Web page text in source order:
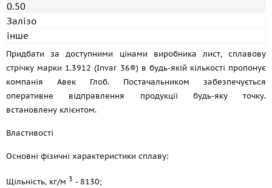
0.50
Залізо
інше
Придбати за доступними цінами виробника лист, сплавову
стрічку марки 1.3912 (Invar 36®) в будь-якій кількості пропонує
компанія Авек Глоб. Постачальником забезпечується
оперативне відправлення продукції будь-яку точку.
встановлену клієнтом.
Властивості
Основні фізичні характеристики сплаву:
Щільність, кг/м 3 - 8130;